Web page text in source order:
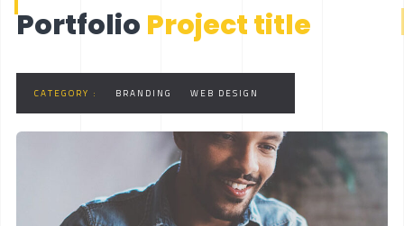
Portfolio Project title
CATEGORY : BRANDING WEB DESIGN